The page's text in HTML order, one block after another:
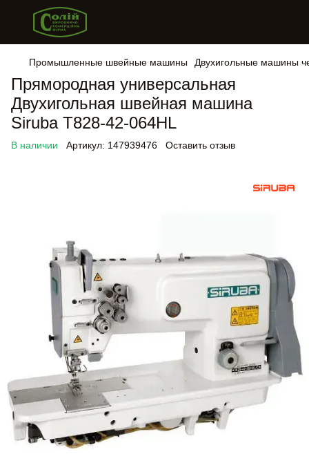
Промышленные швейные машины Двухигольные машины
Прямородная универсальная
Двухигольная швейная машина
Siruba T828-42-064HL
В наличии Артикул: 147939476 Оставить отзыв